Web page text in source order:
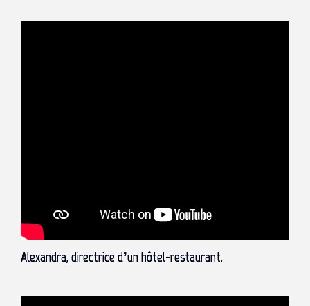
Alexandra, directrice d’un hôtel-restaurant.